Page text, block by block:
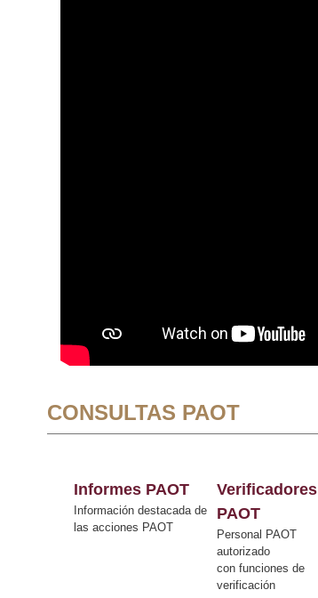
CONSULTAS PAOT
Informes PAOT
Información destacada de
las acciones PAOT
Verificadores
PAOT
Personal PAOT
autorizado
con funciones de
verificación